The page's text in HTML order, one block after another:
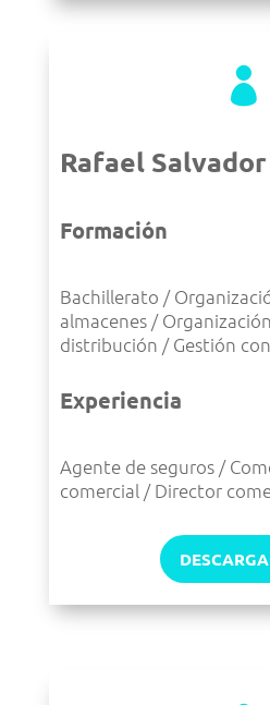

Rafael
Formación
Bachillerato /
almacenes /
distribución / Gestión
Experiencia
Agente de seguros /
comercial / Director